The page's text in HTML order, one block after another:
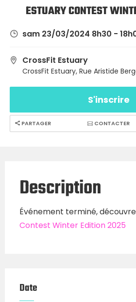
Codes
Promo
ESTUARY CONTEST
sam 23/03/2024 8h30 -
CrossFit Estuary
CrossFit Estuary, Rue Aristide
S'inscrire
PARTAGER CONTACTER
Description
Événement terminé,
Contest Winter Edition 2025
Date